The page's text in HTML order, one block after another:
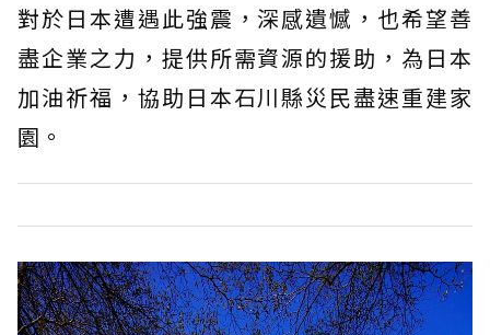
對於日本遭遇此強震，深感遺憾，也希望善
盡企業之力，提供所需資源的援助，為日本
加油祈福，協助日本石川縣災民盡速重建家
園。